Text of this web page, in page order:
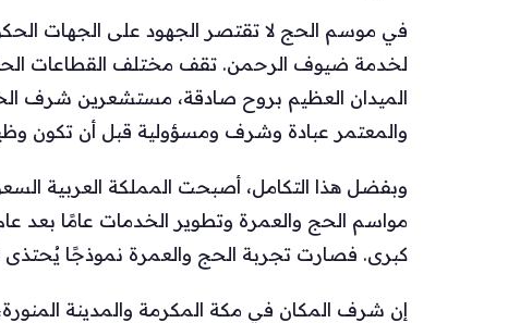
في موسم الحج لا تقتصر الجهود على الجهات
لخدمة ضيوف الرحمن. تقف مختلف القطاعات
الميدان العظيم بروح صادقة، مستشعرين شرف
والمعتمر عبادة وشرف ومسؤولية قبل أن تكون
وبفضل هذا التكامل، أصبحت المملكة العربية
مواسم الحج والعمرة وتطوير الخدمات عامًا بعد
كبرى. فصارت تجربة الحج والعمرة نموذجًا يُحتذى في
إن شرف المكان في مكة المكرمة والمدينة